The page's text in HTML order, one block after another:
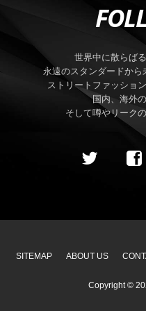
世界中に散らば
永遠のスタンダードか
ストリートファッショ
国内、海外
そして噂やリーク
SITEMAP ABOUT US
Copyright ©